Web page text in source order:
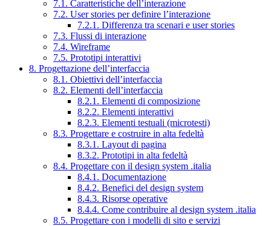
7.1. Caratteristiche dell’interazione
7.2. User stories per definire l’interazione
7.2.1. Differenza tra scenari e user stories
7.3. Flussi di interazione
7.4. Wireframe
7.5. Prototipi interattivi
8. Progettazione dell’interfaccia
8.1. Obiettivi dell’interfaccia
8.2. Elementi dell’interfaccia
8.2.1. Elementi di composizione
8.2.2. Elementi interattivi
8.2.3. Elementi testuali (microtesti)
8.3. Progettare e costruire in alta fedeltà
8.3.1. Layout di pagina
8.3.2. Prototipi in alta fedeltà
8.4. Progettare con il design system .italia
8.4.1. Documentazione
8.4.2. Benefici del design system
8.4.3. Risorse operative
8.4.4. Come contribuire al design system .italia
8.5. Progettare con i modelli di sito e servizi